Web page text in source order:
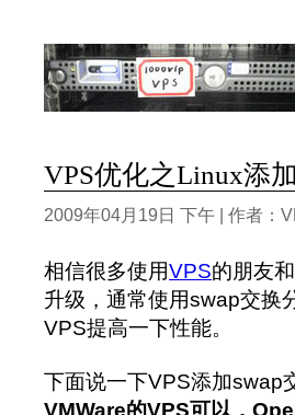
VPS优化之Linux添
2009年04月19日 下午 | 作者：
相信很多使用VPS的朋友
升级，通常使用swap交换
VPS提高一下性能。
下面说一下VPS添加swap
VMWare的VPS可以，